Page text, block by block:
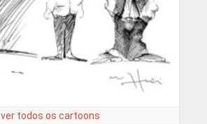
ver todos os cartoons